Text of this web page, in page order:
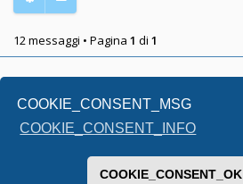
COOKIE_CONSENT_MSG
COOKIE_CONSENT_INFO
COOKIE_CONSENT_OK
12 messaggi • Pagina 1 di 1
Home